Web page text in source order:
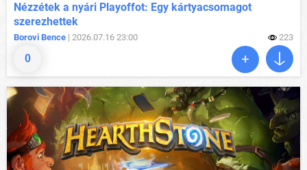
0
Nézzétek a nyári Playoffot: Egy kártyacsomagot
szerezhettek
Borovi Bence | 2026.07.16 23:00 223